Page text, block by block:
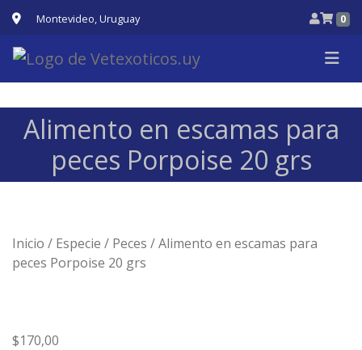
Montevideo, Uruguay 0
Alimento en escamas para
peces Porpoise 20 grs
Inicio / Especie / Peces / Alimento en escamas para
peces Porpoise 20 grs
$170,00